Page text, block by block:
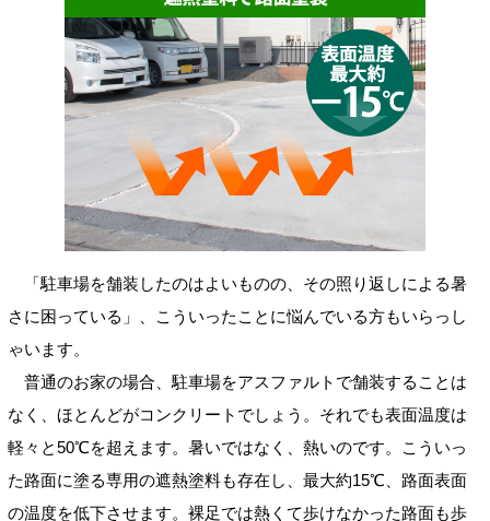
「駐車場を舗装したのはよいものの、その照り返しによる暑
さに困っている」、こういったことに悩んでいる方もいらっし
ゃいます。
普通のお家の場合、駐車場をアスファルトで舗装することは
なく、ほとんどがコンクリートでしょう。それでも表面温度は
軽々と50℃を超えます。暑いではなく、熱いのです。こういっ
た路面に塗る専用の遮熱塗料も存在し、最大約15℃、路面表面
の温度を低下させます。裸足では熱くて歩けなかった路面も歩